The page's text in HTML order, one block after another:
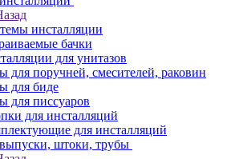
инсталляции
бачки
для унитазов
для поручней, смесителей, раковин
для биде
для писсуаров
для инсталляций
для инсталляций
штоки, трубы